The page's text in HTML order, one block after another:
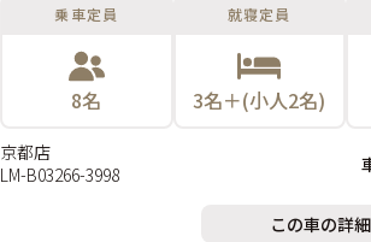
乗車定員
8名
就寝定員
3名＋(小人2名)
京都店
LM-B03266-3998
この車の詳